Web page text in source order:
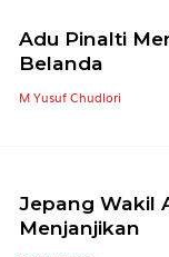
Adu Pinalti
Belanda
M Yusuf Chudlori
Jepang Wakil
Menjanjikan